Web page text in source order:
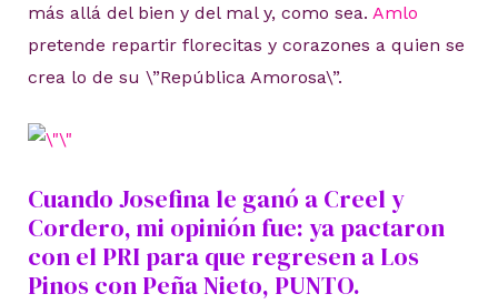
más allá del bien y del mal y, como sea. Amlo
pretende repartir florecitas y corazones a quien se
crea lo de su \”República Amorosa\”.
Cuando Josefina le ganó a Creel y
Cordero, mi opinión fue: ya pactaron
con el PRI para que regresen a Los
Pinos con Peña Nieto, PUNTO.